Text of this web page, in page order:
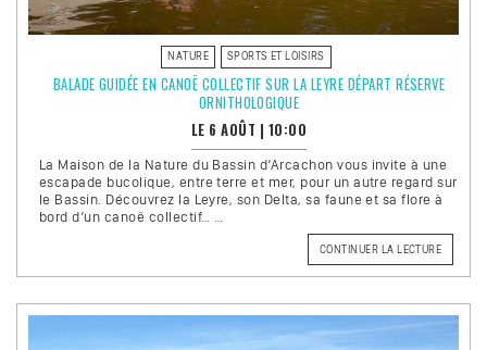
NATURE SPORTS ET LOISIRS
BALADE GUIDÉE EN CANOË COLLECTIF SUR LA LEYRE DÉPART RÉSERVE
ORNITHOLOGIQUE
LE 6 AOÛT | 10:00
La Maison de la Nature du Bassin d’Arcachon vous invite à une
escapade bucolique, entre terre et mer, pour un autre regard sur
le Bassin. Découvrez la Leyre, son Delta, sa faune et sa flore à
bord d’un canoë collectif… …
CONTINUER LA LECTUREDE
«
GUIDÉE
CANOË